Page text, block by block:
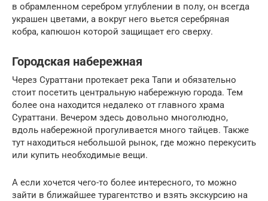
в обрамленном серебром углублении в полу, он всегда
украшен цветами, а вокруг него вьется серебряная
кобра, капюшон которой защищает его сверху.
Городская набережная
Через Сураттани протекает река Тапи и обязательно
стоит посетить центральную набережную города. Тем
более она находится недалеко от главного храма
Сураттани. Вечером здесь довольно многолюдно,
вдоль набережной прогуливается много тайцев. Также
тут находиться небольшой рынок, где можно перекусить
или купить необходимые вещи.
А если хочется чего-то более интересного, то можно
зайти в ближайшее турагентство и взять экскурсию на